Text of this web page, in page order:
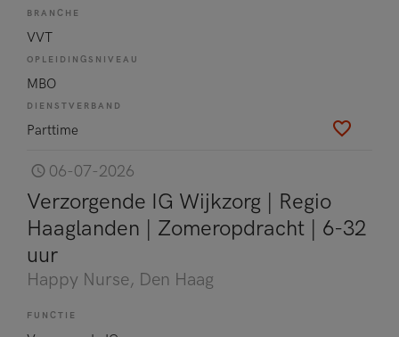
BRANCHE
VVT
OPLEIDINGSNIVEAU
MBO
DIENSTVERBAND
Parttime
06-07-2026
Verzorgende IG Wijkzorg | Regio
Haaglanden | Zomeropdracht | 6-32
uur
Happy Nurse, Den Haag
FUNCTIE